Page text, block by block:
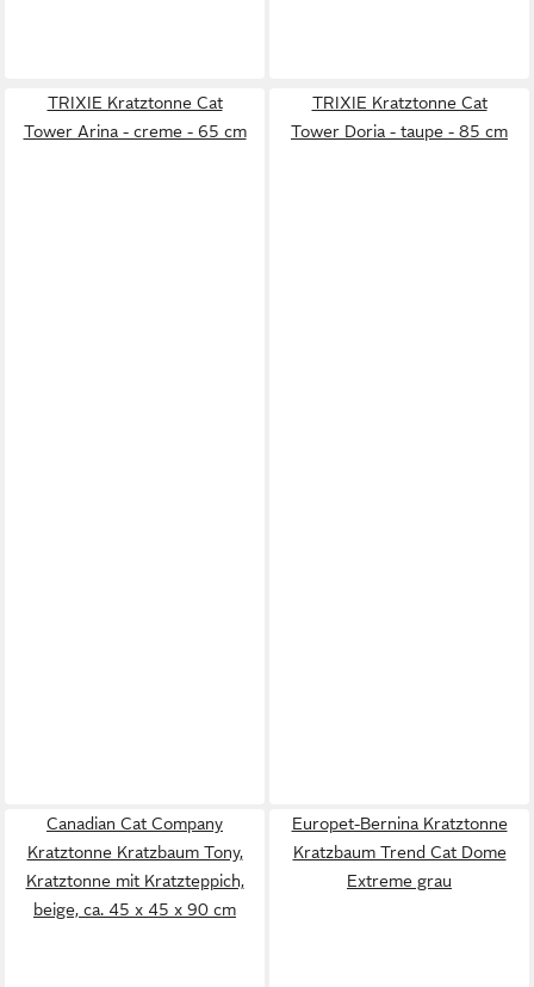
TRIXIE Kratztonne Cat
Tower Arina - creme - 65 cm
TRIXIE Kratztonne Cat
Tower Doria - taupe - 85 cm
Canadian Cat Company
Kratztonne Kratzbaum Tony,
Kratztonne mit Kratzteppich,
beige, ca. 45 x 45 x 90 cm
Europet-Bernina Kratztonne
Kratzbaum Trend Cat Dome
Extreme grau